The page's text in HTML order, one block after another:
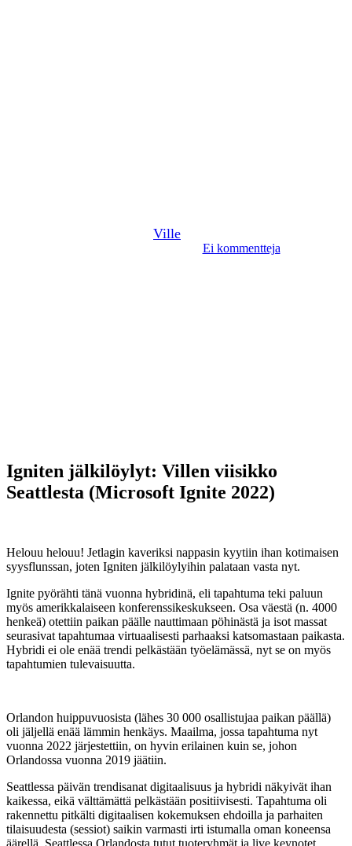
Ville
Ei kommentteja
Igniten jälkilöylyt: Villen viisikko
Seattlesta (Microsoft Ignite 2022)
Helouu helouu! Jetlagin kaveriksi nappasin kyytiin ihan kotimaisen
syysflunssan, joten Igniten jälkilöylyihin palataan vasta nyt.
Ignite pyörähti tänä vuonna hybridinä, eli tapahtuma teki paluun
myös amerikkalaiseen konferenssikeskukseen. Osa väestä (n. 4000
henkeä) otettiin paikan päälle nauttimaan pöhinästä ja isot massat
seurasivat tapahtumaa virtuaalisesti parhaaksi katsomastaan paikasta.
Hybridi ei ole enää trendi pelkästään työelämässä, nyt se on myös
tapahtumien tulevaisuutta.
Orlandon huippuvuosista (lähes 30 000 osallistujaa paikan päällä)
oli jäljellä enää lämmin henkäys. Maailma, jossa tapahtuma nyt
vuonna 2022 järjestettiin, on hyvin erilainen kuin se, johon
Orlandossa vuonna 2019 jäätiin.
Seattlessa päivän trendisanat digitaalisuus ja hybridi näkyivät ihan
kaikessa, eikä välttämättä pelkästään positiivisesti. Tapahtuma oli
rakennettu pitkälti digitaalisen kokemuksen ehdoilla ja parhaiten
tilaisuudesta (sessiot) saikin varmasti irti istumalla oman koneensa
äärellä. Seattlessa Orlandosta tutut tuoteryhmät ja live keynotet